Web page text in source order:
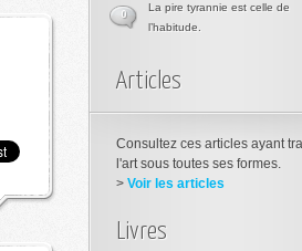
La pire tyrannie est celle de
l’habitude.
0
Articles
Consultez ces articles ayant
l'art sous toutes ses formes.
> Voir les articles
Livres